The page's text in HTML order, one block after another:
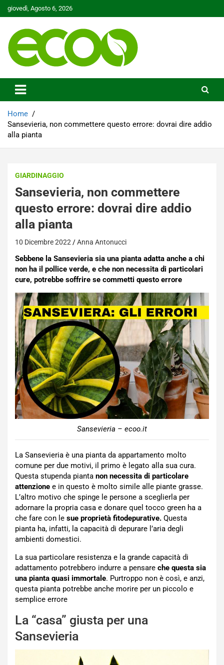
Skip
to
giovedì, Agosto 6, 2026
Ecoo.it
Home
Sansevieria, non commettere questo errore: dovrai dire addio
alla pianta
GIARDINAGGIO
Sansevieria, non commettere
questo errore: dovrai dire addio
alla pianta
10 Dicembre 2022 Anna Antonucci
Sebbene la Sansevieria sia una pianta adatta anche a chi
non ha il pollice verde, e che non necessita di particolari
cure, potrebbe soffrire se commetti questo errore
Sansevieria – ecoo.it
La Sansevieria è una pianta da appartamento molto
comune per due motivi, il primo è legato alla sua cura.
Questa stupenda pianta non necessita di particolare
attenzione e in questo è molto simile alle piante grasse.
L’altro motivo che spinge le persone a sceglierla per
adornare la propria casa e donare quel tocco green ha a
che fare con le sue proprietà fitodepurative. Questa
pianta ha, infatti, la capacità di depurare l’aria degli
ambienti domestici.
La sua particolare resistenza e la grande capacità di
adattamento potrebbero indurre a pensare che questa sia
una pianta quasi immortale. Purtroppo non è così, e anzi,
questa pianta potrebbe anche morire per un piccolo e
semplice errore
La “casa” giusta per una
Sansevieria